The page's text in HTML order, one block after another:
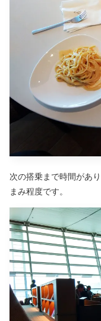
次の搭乗まで時間があ
まみ程度です。